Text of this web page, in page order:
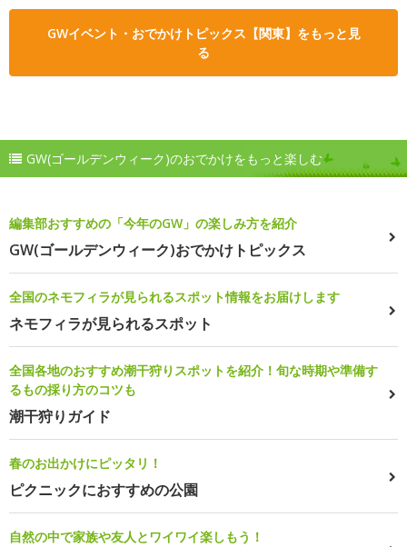
GWイベント・おでかけトピックス【関東】をもっと見
る
GW(ゴールデンウィーク)のおでかけをもっと楽しむ
編集部おすすめの「今年のGW」の楽しみ方を紹介
GW(ゴールデンウィーク)おでかけトピックス
全国のネモフィラが見られるスポット情報をお届けします
ネモフィラが見られるスポット
全国各地のおすすめ潮干狩りスポットを紹介！旬な時期や準備す
るもの採り方のコツも
潮干狩りガイド
春のお出かけにピッタリ！
ピクニックにおすすめの公園
自然の中で家族や友人とワイワイ楽しもう！